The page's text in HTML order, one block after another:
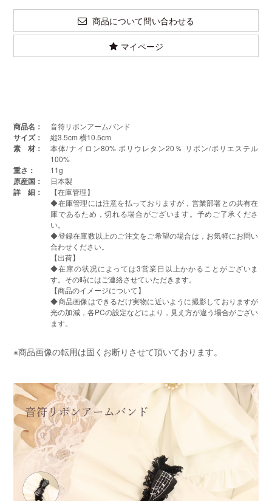
商品について問い合わせる
マイページ
商品名： 音符リボンアームバンド
サイズ： 縦3.5cm 横10.5cm
素 材：
本体/ナイロン80% ポリウレタン20％ リボン/ポリエステル
100%
重さ： 11g
原産国： 日本製
詳 細：
【在庫管理】
◆在庫管理には注意を払っておりますが，営業部署との共有在
庫であるため，切れる場合がございます。予めご了承くださ
い。
◆登録在庫数以上のご注文をご希望の場合は，お気軽にお問い
合わせください。
【出荷】
◆在庫の状况によっては3営業日以上かかることがございま
す。その時にはご連絡させていただきます。
【商品のイメージについて】
◆商品画像はできるだけ実物に近いように撮影しておりますが
光の加減，各PCの設定などにより，見え方が違う場合がござい
ます。
※商品画像の転用は固くお断りさせて頂いております。